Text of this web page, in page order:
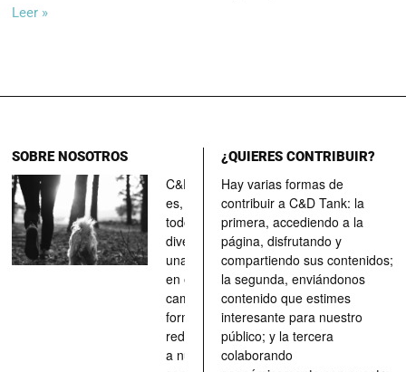
Leer »
SOBRE NOSOTROS
C&D Tank
es, ante
todo, un
divertimento,
una parada
en el
camino, una
forma de
redescubrir
a nuestros
¿QUIERES CONTRIBUIR?
Hay varias formas de
contribuir a C&D Tank: la
primera, accediendo a la
página, disfrutando y
compartiendo sus contenidos;
la segunda, enviándonos
contenido que estimes
interesante para nuestro
público; y la tercera
colaborando